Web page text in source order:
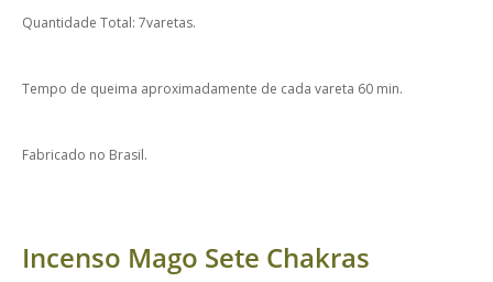
Quantidade Total: 7varetas.
Tempo de queima aproximadamente de cada vareta 60 min.
Fabricado no Brasil.
Incenso Mago Sete Chakras